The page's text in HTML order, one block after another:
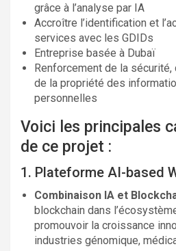
grâce à l’analyse par IA
Accroître l’identification et
services avec les GDIDs
Entreprise basée à Dubaï
Renforcement de la
de la propriété des
personnelles
Voici les principales
de ce projet :
1. Plateforme AI-based
Combinaison IA et
blockchain dans
promouvoir la croissance
industries génomique,